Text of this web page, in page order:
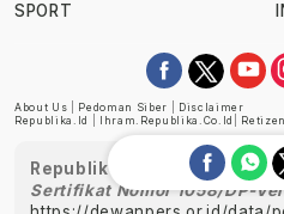
SPORT
About Us Pedoman Siber
Disclaimer
Republika.id
Ihram.republika.co.id
Republika telah diverifikasi
Sertifikat Nomor 1058/DP-